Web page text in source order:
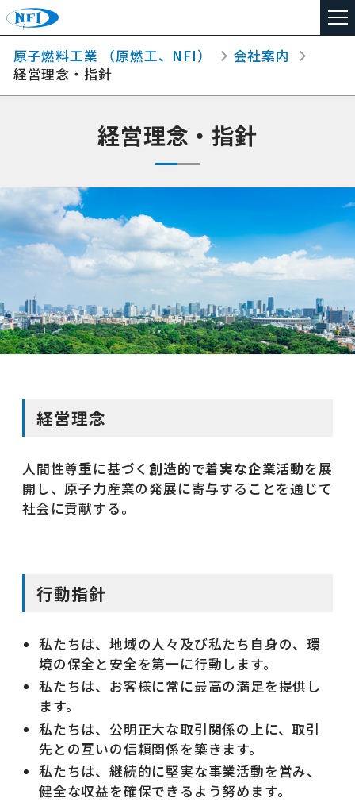
TOP
会社案内
事業所紹介
安全と環境への取り組み
採用情報
見学のご案内
お問い合わせ
JP
原子燃料工業 （原燃工、NFI）
会社案内
経営理念・指針
経営理念・指針
経営理念
人間性尊重に基づく創造的で着実な企業活動を展
開し、原子力産業の発展に寄与することを通じて
社会に貢献する。
行動指針
私たちは、地域の人々及び私たち自身の、環
境の保全と安全を第一に行動します。
私たちは、お客様に常に最高の満足を提供し
ます。
私たちは、公明正大な取引関係の上に、取引
先との互いの信頼関係を築きます。
私たちは、継続的に堅実な事業活動を営み、
健全な収益を確保できるよう努めます。